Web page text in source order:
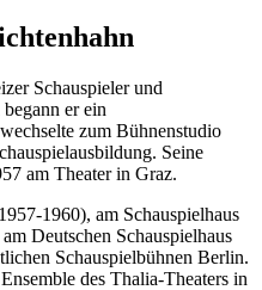
Schauspieler und
er ein
zum Bühnenstudio
Seine
am Theater in Graz.
1960), am Schauspielhaus
Deutschen Schauspielhaus
Schauspielbühnen Berlin.
des Thalia-Theaters in